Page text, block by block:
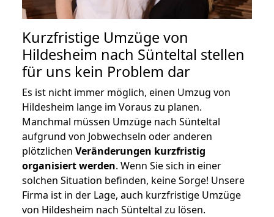
Kurzfristige Umzüge von
Hildesheim nach Sünteltal stellen
für uns kein Problem dar
Es ist nicht immer möglich, einen Umzug von
Hildesheim lange im Voraus zu planen.
Manchmal müssen Umzüge nach Sünteltal
aufgrund von Jobwechseln oder anderen
plötzlichen Veränderungen kurzfristig
organisiert werden. Wenn Sie sich in einer
solchen Situation befinden, keine Sorge! Unsere
Firma ist in der Lage, auch kurzfristige Umzüge
von Hildesheim nach Sünteltal zu lösen.